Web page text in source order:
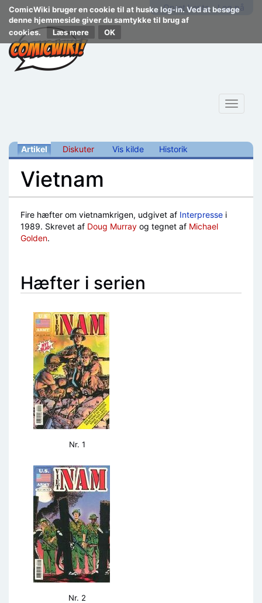
ComicWiki bruger en cookie til at huske log-in. Ved at besøge
denne hjemmeside giver du samtykke til brug af
cookies.
Læs mere
Opret konto Log på
Toggle
Artikel Diskuter Vis kilde Historik
Vietnam
Fire hæfter om vietnamkrigen, udgivet af Interpresse i
1989. Skrevet af Doug Murray og tegnet af Michael
Golden.
Hæfter i serien
Nr. 1
Nr. 2